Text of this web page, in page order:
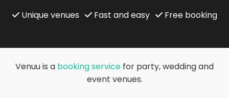
Unique venues Fast and easy Free booking
Venuu is a booking service for party, wedding and
event venues.